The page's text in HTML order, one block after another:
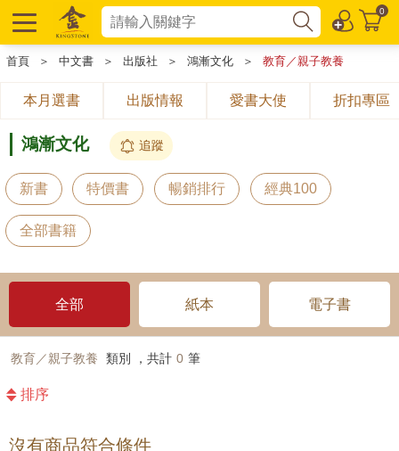
0
首頁 ＞ 中文書 ＞ 出版社 ＞ 鴻漸文化 ＞ 教育／親子教養
本月選書 出版情報 愛書大使 折扣專區
鴻漸文化 追蹤
新書 特價書 暢銷排行 經典100
全部書籍
全部 紙本 電子書
教育／親子教養 類別 ，共計 0 筆
排序
沒有商品符合條件